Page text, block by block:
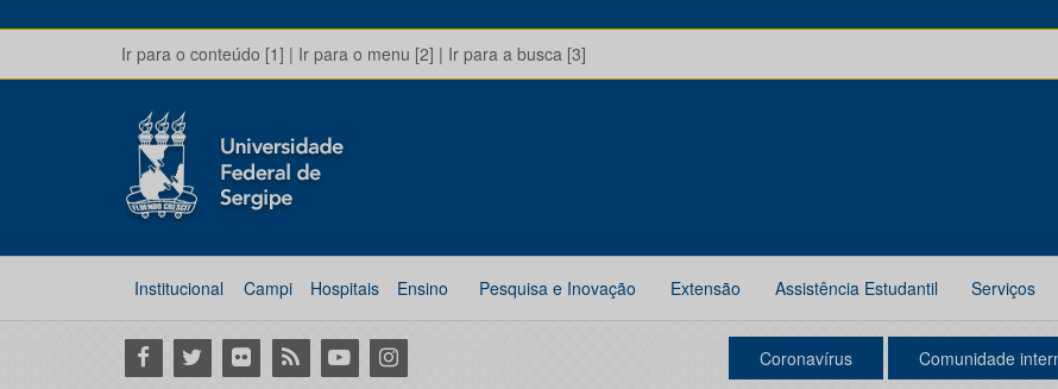
Ir para o conteúdo [1] | Ir para o menu [2] | Ir para a busca [3]
Institucional Campi Hospitais Ensino Pesquisa e Inovação Extensão Assistência Estudantil Serviços
Facebook
Twitter Flickr RSS YoutubeInstagram Coronavírus Comunidade